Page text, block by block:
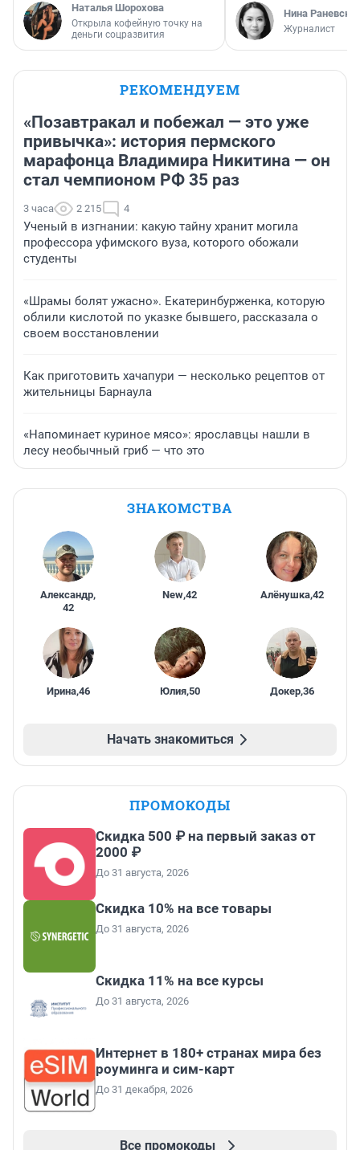
Наталья Шорохова
Открыла кофейную точку на
деньги соцразвития
Нина
Журналист
РЕКОМЕНДУЕМ
«Позавтракал и побежал — это уже
привычка»: история пермского
марафонца Владимира Никитина — он
стал чемпионом РФ 35 раз
3 часа 2 215 4
Ученый в изгнании: какую тайну хранит могила
профессора уфимского вуза, которого обожали
студенты
«Шрамы болят ужасно». Екатеринбурженка, которую
облили кислотой по указке бывшего, рассказала о
своем восстановлении
Как приготовить хачапури — несколько рецептов от
жительницы Барнаула
«Напоминает куриное мясо»: ярославцы нашли в
лесу необычный гриб — что это
ЗНАКОМСТВА
Александр,
42
New,42 Алёнушка,42
Ирина,46 Юлия,50 Докер,36
Начать знакомиться
ПРОМОКОДЫ
Скидка 500 ₽ на первый заказ от
2000 ₽
До 31 августа, 2026
Скидка 10% на все товары
До 31 августа, 2026
Скидка 11% на все курсы
До 31 августа, 2026
Интернет в 180+ странах мира без
роуминга и сим-карт
До 31 декабря, 2026
Все промокоды